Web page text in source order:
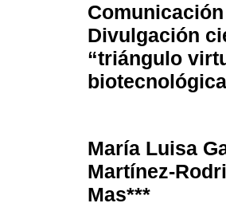
Divulgación
“triángulo
María Luisa
Martínez-
Mas***